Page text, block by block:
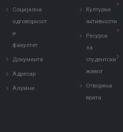
Социјална
одговорност
и
факултет
Документа
Адресар
Алумни
Културне
активности
Ресурси
за
студентски
живот
Отворена
врата